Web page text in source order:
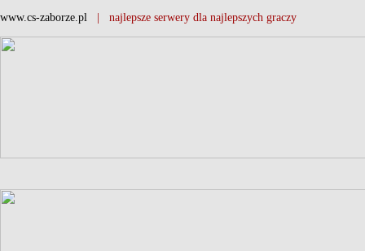
www.cs-zaborze.pl | najlepsze serwery dla najlepszych graczy